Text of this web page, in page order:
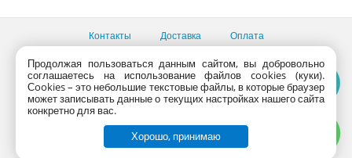
Контакты Доставка Оплата
Все пункты выдачи
Консультации продавцов по телефону:+7 (495) 795-09-03,
+7 (800) 775-09-03
PlanetaShop.ru © 2000 - 2017 | Все права защищены
Продолжая пользоваться данным сайтом, вы добровольно
соглашаетесь на использование файлов cookies (куки).
Сookies – это небольшие текстовые файлы, в которые браузер
может записывать данные о текущих настройках нашего сайта
конкретно для вас.
Хорошо, принимаю